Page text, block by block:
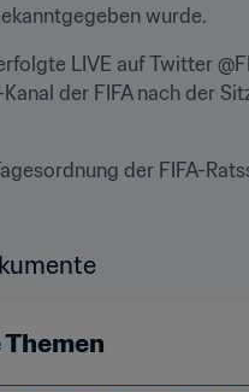
wurde.
LIVE auf Twitter
der FIFA nach der
der FIFA-